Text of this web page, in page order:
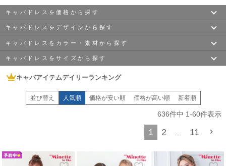
きちんとトレンドは抑えつつ他と被らないようなデザインで
シンプルなものから装飾品がついたものまで
ご用意しております。
どこよりも安い!最安値1,980円(税込)~に挑戦中です♪
ミニドレスから ロングドレス まで種類が豊富で
ボレロ
や バッグ や ヒール
もございます。
トレンドの韓国ドレスや、スタイルアップが叶うタイトドレス
また、大人気
ニットドレス
myMinetteなら、最新のキャバドレスがどこよりもお得に手に入ります。
特に初めて夜のお仕事される方、手に取りやすい価格帯で
一式取り揃えてみませんか？
5月・6月の初夏シーズンに向けて、涼しげなシアー素材（透け感）ドレスや
取りましょう！
キャバドレスを価格から探す
〜￥3,100 〜￥4,000 〜￥6,000
〜￥8,000 〜￥10,000
キャバドレスをデザインから探す
ミニドレス ロングドレス 膝丈ドレス
オフショル
ペプラムドレス キャミソール 韓国ドレス
キャバドレスをカラー・素材から探す
ホワイト ブラック ネイビー
レッド
ツイード レース ニット
キャバドレスをサイズから探す
XSサイズ Sサイズ
Lサイズ XLサイズ XXLサイズ
XXXXXLサイズ
キャバアイテムデイリーランキング
並び替え 人気順 価格が安い順 価格が高い順 新着順
636件中 1-60件表示
1 2 11